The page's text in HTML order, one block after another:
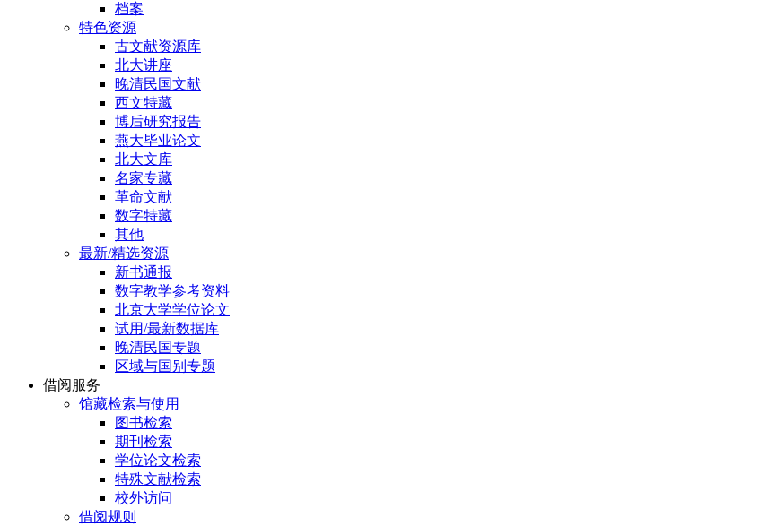
档案
特色资源
古文献资源库
北大讲座
晚清民国文献
西文特藏
博后研究报告
燕大毕业论文
北大文库
名家专藏
革命文献
数字特藏
其他
最新/精选资源
新书通报
数字教学参考资料
北京大学学位论文
试用/最新数据库
晚清民国专题
区域与国别专题
借阅服务
馆藏检索与使用
图书检索
期刊检索
学位论文检索
特殊文献检索
校外访问
借阅规则